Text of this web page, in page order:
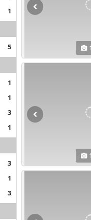
1
5
1
1
3
1
3
1
3